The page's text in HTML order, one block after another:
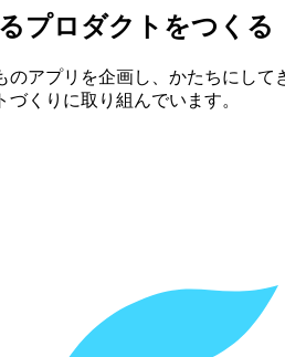
プロダクトをつくる
のアプリを企画し、かたちにし
づくりに取り組んでいます。